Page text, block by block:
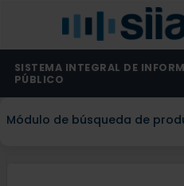
SISTEMA INTEGRAL DE
PÚBLICO
Módulo de búsqueda de